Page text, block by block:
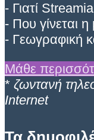
- Γιατί Streamia
- Που γίνεται
- Γεωγραφική
Μάθε
* ζωντανή
Internet